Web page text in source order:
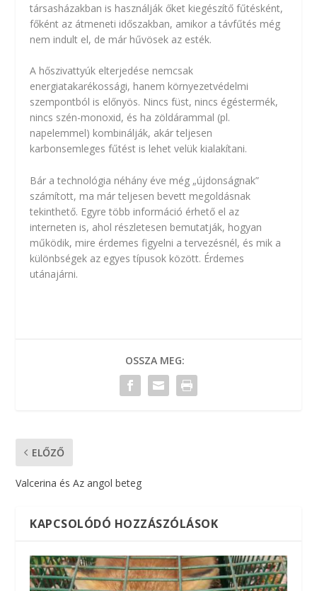
társasházakban is használják őket kiegészítő fűtésként,
főként az átmeneti időszakban, amikor a távfűtés még
nem indult el, de már hűvösek az esték.
A hőszivattyúk elterjedése nemcsak
energiatakarékossági, hanem környezetvédelmi
szempontból is előnyös. Nincs füst, nincs égéstermék,
nincs szén-monoxid, és ha zöldárammal (pl.
napelemmel) kombinálják, akár teljesen
karbonsemleges fűtést is lehet velük kialakítani.
Bár a technológia néhány éve még „újdonságnak”
számított, ma már teljesen bevett megoldásnak
tekinthető. Egyre több információ érhető el az
interneten is, ahol részletesen bemutatják, hogyan
működik, mire érdemes figyelni a tervezésnél, és mik a
különbségek az egyes típusok között. Érdemes
utánajárni.
OSSZA MEG:
ELŐZŐ
Valcerina és Az angol beteg
KAPCSOLÓDÓ HOZZÁSZÓLÁSOK